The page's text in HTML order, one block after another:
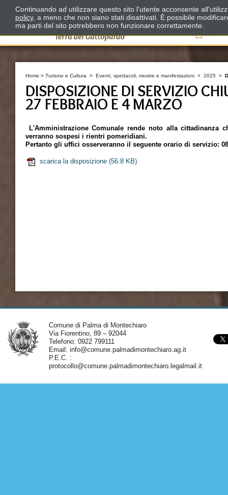
Il
Home > Turismo e Cultura > Eventi, spettacoli, mostre e manifestazioni > 2025 >
DISPOSIZIONE DI SERVIZIO
27 FEBBRAIO E 4 MARZO
L'Amministrazione Comunale rende noto alla
verranno sospesi i rientri pomeridiani.
Pertanto gli uffici osserveranno il seguente orario di servizio:
scarica la disposizione (56.8 KB)
Comune di Palma di Montechiaro
Via Fiorentino, 89 – 92044
Telefono: 0922 799111
Email: info@comune.palmadimontechiaro.ag.it
P.E.C. :
protocollo@comune.palmadimontechiaro.legalmail.it
Continuando ad utilizzare questo sito l'utente acconsente
policy, a meno che non siano stati disattivati. È possibile
ma parti del sito potrebbero non funzionare correttamente.